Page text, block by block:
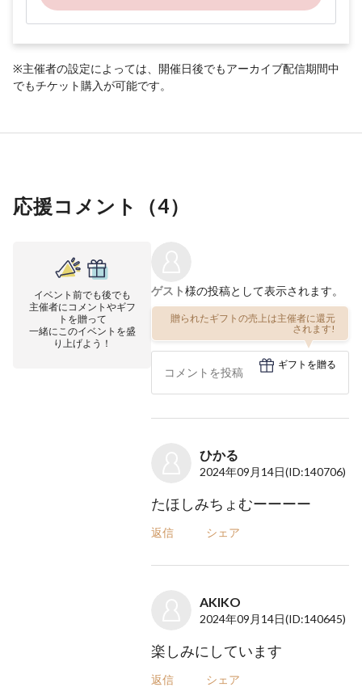
※主催者の設定によっては、開催日後でもアーカイブ配信期間中
でもチケット購入が可能です。
応援コメント（4）
イベント前でも後でも
主催者にコメントやギフ
トを贈って
一緒にこのイベントを盛
り上げよう！
ゲスト様の投稿として表示されます。
贈られたギフトの売上は主催者に還元
されます!
ギフトを贈る
ひかる
2024年09月14日(ID:140706)
たほしみちょむーーーー
返信 シェア
AKIKO
2024年09月14日(ID:140645)
楽しみにしています
返信 シェア